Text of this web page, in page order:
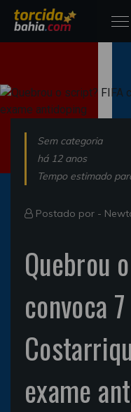
Sem categoria
há 12 anos
Tempo estimado
Postado por -
Quebrou
convoca 7
exame